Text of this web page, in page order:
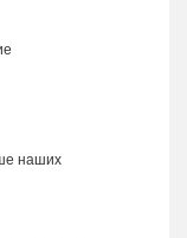
наших